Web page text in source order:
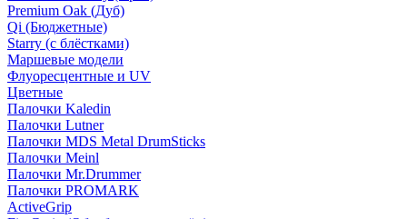
Premium Oak (Дуб)
Qi (Бюджетные)
Starry (с блёстками)
Маршевые модели
Флуоресцентные и UV
Цветные
Палочки Kaledin
Палочки Lutner
Палочки MDS Metal DrumSticks
Палочки Meinl
Палочки Mr.Drummer
Палочки PROMARK
ActiveGrip